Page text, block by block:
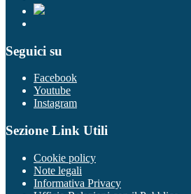
Seguici su
Facebook
Youtube
Instagram
Sezione Link Utili
Cookie policy
Note legali
Informativa Privacy